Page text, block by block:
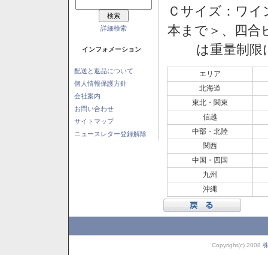
詳細検索
インフォメーション
配送と返品について
個人情報保護方針
会社案内
お問い合わせ
サイトマップ
ニュースレター登録解除
Ｃサイズ：ワイ
本まで＞、四
は重量制
エリア
北海道
東北・関東
信越
中部・北陸
関西
中国・四国
九州
沖縄
Copyright(c) 2008